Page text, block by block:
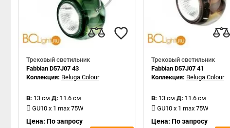
Трековый светильник
Fabbian D57J07 43
Коллекция: Beluga Colour
В: 13 см Д: 11.6 см
GU10 x 1 max 75W
Цена: По запросу
Трековый светильник
Fabbian D57J07 41
Коллекция: Beluga Colour
В: 13 см Д: 11.6 см
GU10 x 1 max 75W
Цена: По запросу